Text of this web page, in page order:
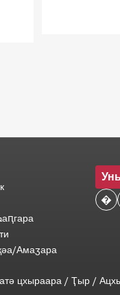
Амаӡара
�
цхыраара / Ҭыр /